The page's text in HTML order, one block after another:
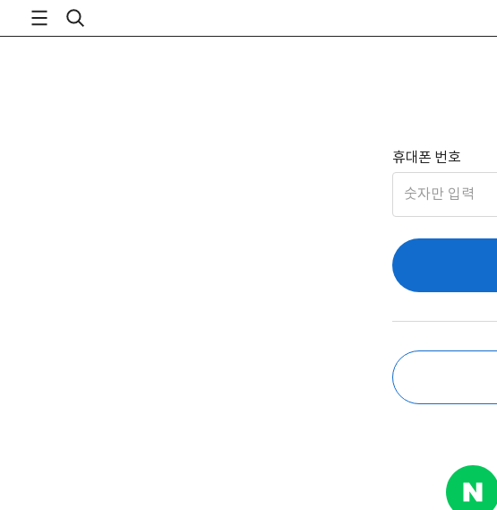
휴대폰 번호